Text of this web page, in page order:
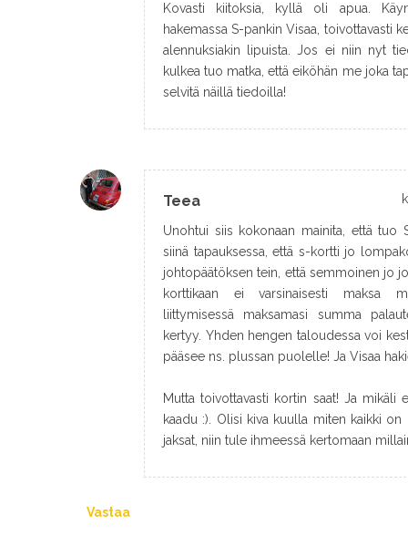
Kovasti kiitoksia, kyllä oli apua.
hakemassa S-pankin Visaa, toivottavasti
alennuksiakin lipuista. Jos ei niin nyt
kulkea tuo matka, että eiköhän me joka
selvitä näillä tiedoilla!
Teea
Unohtui siis kokonaan mainita, että tuo
siinä tapauksessa, että s-kortti jo
johtopäätöksen tein, että semmoinen jo
korttikaan ei varsinaisesti maksa
liittymisessä maksamasi summa
kertyy. Yhden hengen taloudessa voi
pääsee ns. plussan puolelle! Ja Visaa
Mutta toivottavasti kortin saat! Ja mikäli
kaadu :). Olisi kiva kuulla miten kaikki
jaksat, niin tule ihmeessä kertomaan
Vastaa